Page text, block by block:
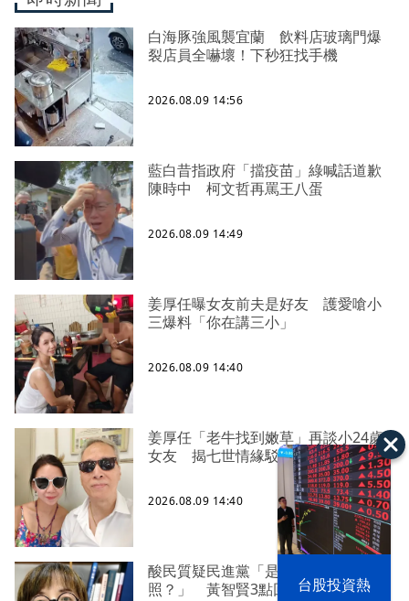
漢光42演習 台股投資熱
白海豚強風襲宜蘭 飲料店玻璃門爆
裂店員全嚇壞！下秒狂找手機
2026.08.09 14:56
藍白昔指政府「擋疫苗」綠喊話道歉
陳時中 柯文哲再罵王八蛋
2026.08.09 14:49
姜厚任曝女友前夫是好友 護愛嗆小
三爆料「你在講三小」
2026.08.09 14:40
姜厚任「老牛找到嫩草」再談小24歲
女友 揭七世情緣駁拐坑、暈船破財
2026.08.09 14:40
酸民質疑民進黨「是不是有她裸
照？」 黃智賢3點回嗆獲網友讚爆